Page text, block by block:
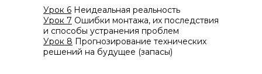
Урок 6 Неидеальная реальность
Урок 7 Ошибки монтажа, их последствия
и способы устранения проблем
Урок 8 Прогнозирование технических
решений на будущее (запасы)